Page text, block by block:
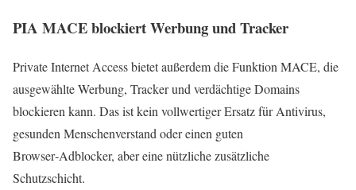
PIA MACE blockiert Werbung und Tracker
Private Internet Access bietet außerdem die Funktion MACE, die
ausgewählte Werbung, Tracker und verdächtige Domains
blockieren kann. Das ist kein vollwertiger Ersatz für Antivirus,
gesunden Menschenverstand oder einen guten
Browser‑Adblocker, aber eine nützliche zusätzliche
Schutzschicht.